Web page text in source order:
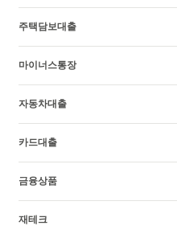
주택담보대출
마이너스통장
자동차대출
카드대출
금융상품
재테크